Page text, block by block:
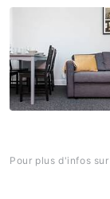
Pour plus d'infos